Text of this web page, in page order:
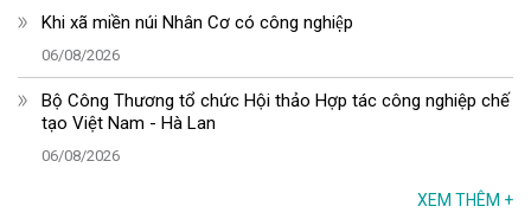
Khi xã miền núi Nhân Cơ có công nghiệp
06/08/2026
Bộ Công Thương tổ chức Hội thảo Hợp tác công nghiệp chế
tạo Việt Nam - Hà Lan
06/08/2026
XEM THÊM +